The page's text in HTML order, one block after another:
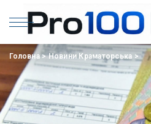
Головна>Новини Краматорська >